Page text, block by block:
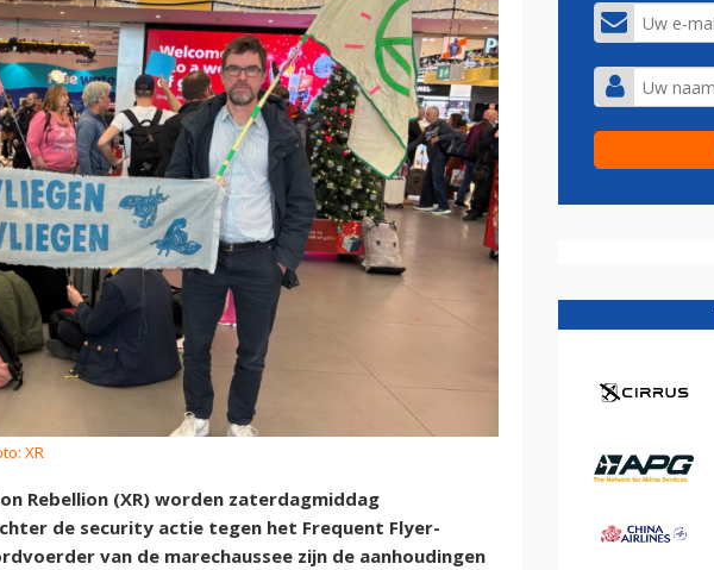
XR
Rebellion (XR) worden zaterdagmiddag
de security actie tegen het Frequent Flyer-
van de marechaussee zijn de aanhoudingen